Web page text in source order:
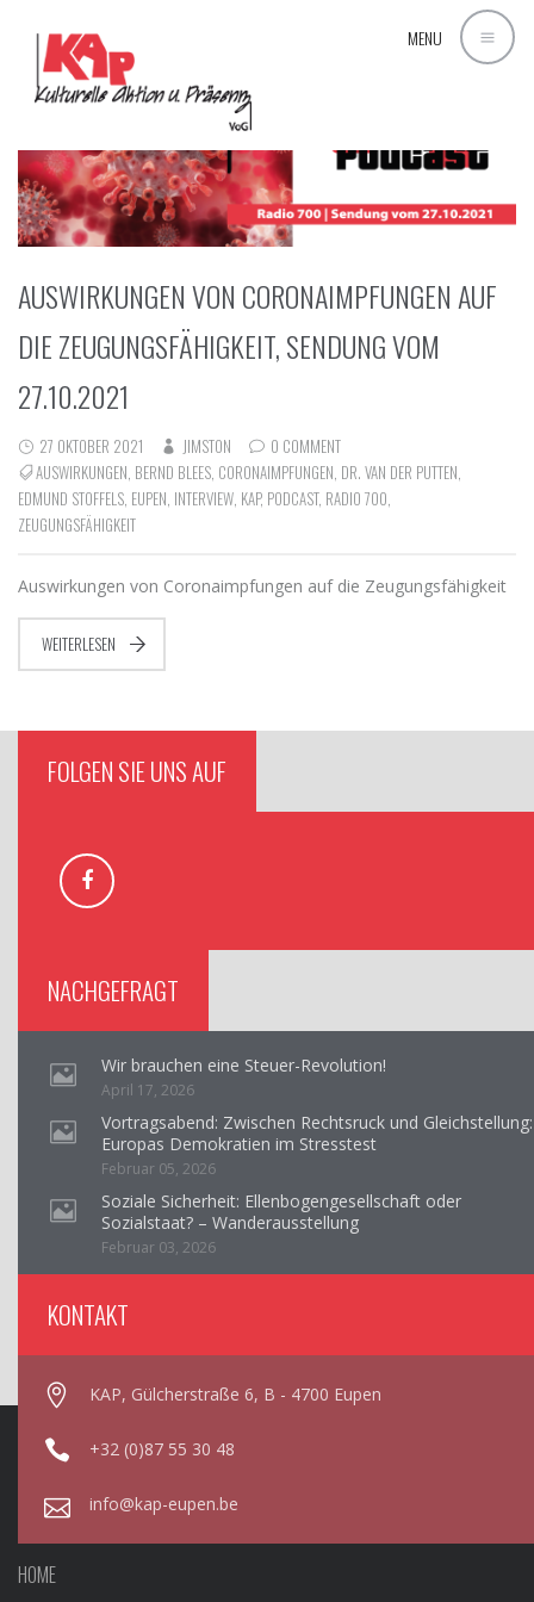
MENU
AUSWIRKUNGEN VON CORONAIMPFUNGEN AUF
DIE ZEUGUNGSFÄHIGKEIT, SENDUNG VOM
27.10.2021
27 OKTOBER 2021 JIMSTON
0 COMMENT
AUSWIRKUNGEN BERND BLEES CORONAIMPFUNGEN DR. VAN DER PUTTEN
EDMUND STOFFELS EUPEN INTERVIEW KAP, PODCAST, RADIO 700
ZEUGUNGSFÄHIGKEIT
Auswirkungen von Coronaimpfungen auf die Zeugungsfähigkeit
WEITERLESEN
FOLGEN SIE UNS AUF
NACHGEFRAGT
Wir brauchen eine Steuer-Revolution!
April 17, 2026
Vortragsabend: Zwischen Rechtsruck und Gleichstellung:
Europas Demokratien im Stresstest
Februar 05, 2026
Soziale Sicherheit: Ellenbogengesellschaft oder
Sozialstaat? – Wanderausstellung
Februar 03, 2026
KONTAKT
KAP, Gülcherstraße 6, B - 4700 Eupen
+32 (0)87 55 30 48
info@kap-eupen.be
HOME